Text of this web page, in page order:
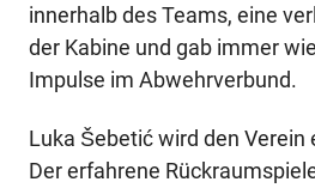
innerhalb des Teams, eine
der Kabine und gab immer
Impulse im Abwehrverbund.
Luka Šebetić wird den Verein
Der erfahrene